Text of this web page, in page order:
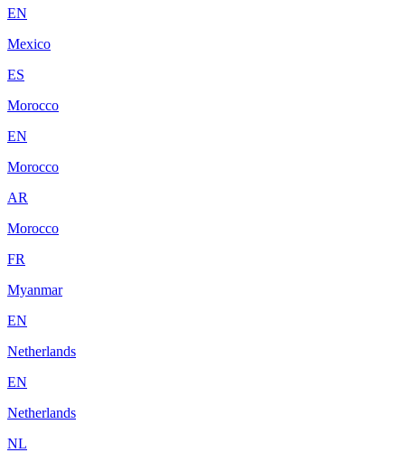
EN
Mexico
ES
Morocco
EN
Morocco
AR
Morocco
FR
Myanmar
EN
Netherlands
EN
Netherlands
NL